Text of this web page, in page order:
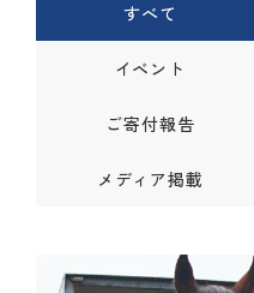
すべて
イベント
ご寄付報告
メディア掲載